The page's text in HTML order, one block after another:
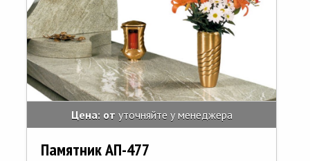
Цена: от уточняйте у менеджера
Памятник АП-477